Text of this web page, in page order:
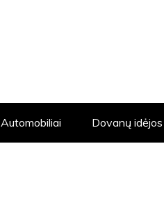
Automobiliai Dovanų idėjos